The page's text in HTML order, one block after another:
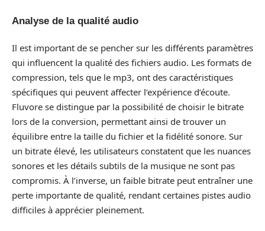
Analyse de la qualité audio
Il est important de se pencher sur les différents paramètres
qui influencent la qualité des fichiers audio. Les formats de
compression, tels que le mp3, ont des caractéristiques
spécifiques qui peuvent affecter l’expérience d’écoute.
Fluvore se distingue par la possibilité de choisir le bitrate
lors de la conversion, permettant ainsi de trouver un
équilibre entre la taille du fichier et la fidélité sonore. Sur
un bitrate élevé, les utilisateurs constatent que les nuances
sonores et les détails subtils de la musique ne sont pas
compromis. À l’inverse, un faible bitrate peut entraîner une
perte importante de qualité, rendant certaines pistes audio
difficiles à apprécier pleinement.